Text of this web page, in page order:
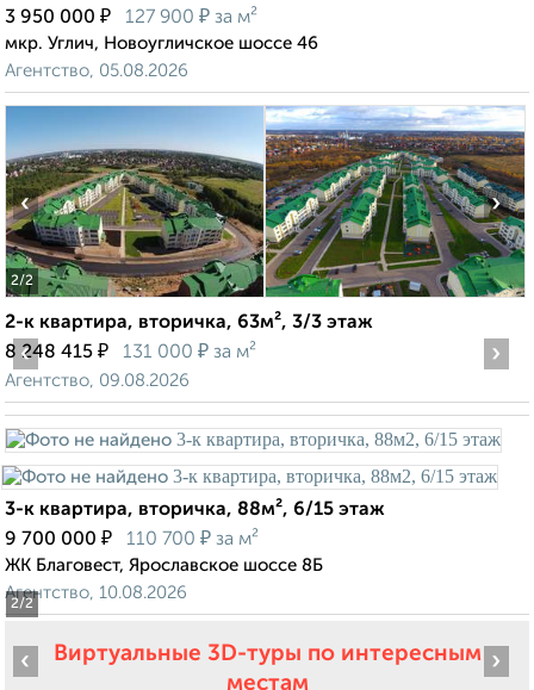
3 950 000 ₽ 127 900 ₽ за м²
мкр. Углич, Новоугличское шоссе 46
Агентство, 05.08.2026
2/2
‹ ›
2-к квартира, вторичка, 63м², 3/3 этаж
8 248 415 ₽ 131 000 ₽ за м²
Агентство, 09.08.2026
2/2
‹ ›
3-к квартира, вторичка, 88м², 6/15 этаж
9 700 000 ₽ 110 700 ₽ за м²
ЖК Благовест, Ярославское шоссе 8Б
Агентство, 10.08.2026
Виртуальные 3D-туры по интересным
местам
‹ ›